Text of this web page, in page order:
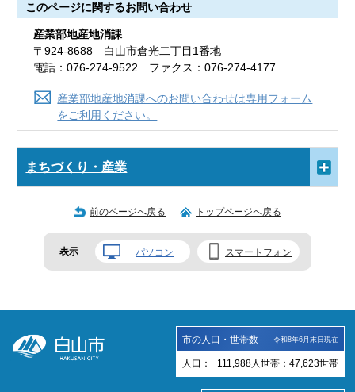
このページに関するお問い合わせ
産業部地産地消課
〒924-8688 白山市倉光二丁目1番地
電話：076-274-9522 ファクス：076-274-4177
産業部地産地消課へのお問い合わせは専用フォーム
をご利用ください。
まちづくり・産業
前のページへ戻る トップページへ戻る
表示 パソコン スマートフォン
市の人口・世帯数 令和8年6月末日現在
人口： 111,988 人 世帯： 47,623世帯